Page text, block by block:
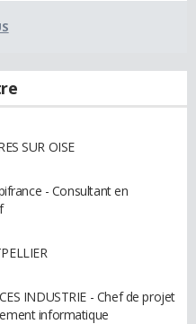
SUR OISE
- Consultant en
INDUSTRIE - Chef de projet
informatique